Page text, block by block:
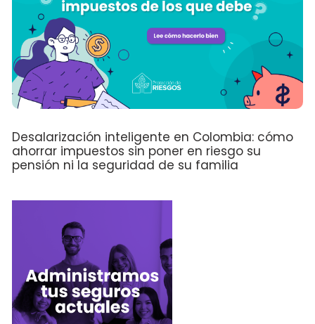
Desalarización inteligente en Colombia: cómo
ahorrar impuestos sin poner en riesgo su
pensión ni la seguridad de su familia